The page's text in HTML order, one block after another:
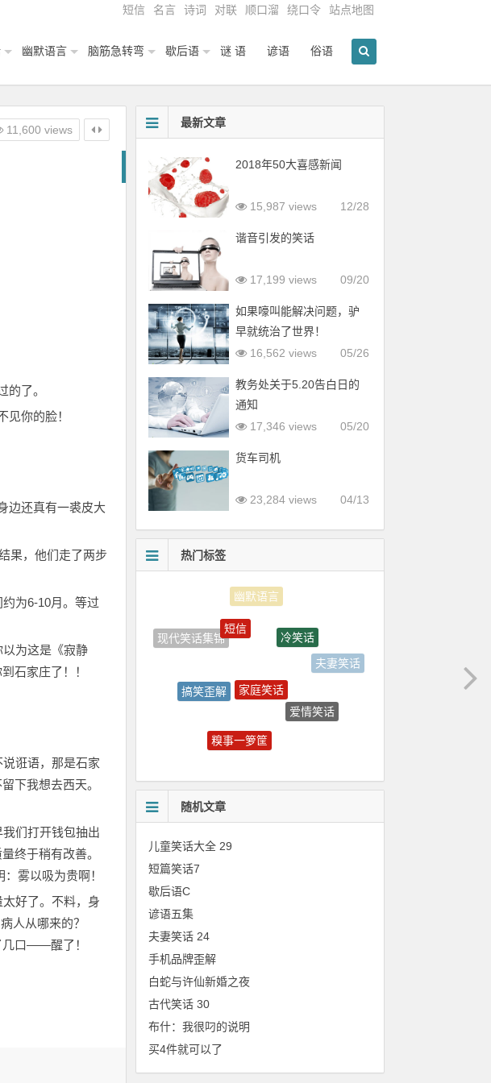
短信 名言 诗词 对联 顺口溜 绕口令 站点地图
幽默语言 脑筋急转弯 歇后语 谜 语 谚语 俗语
了。
你的脸！
边还真有一裘皮大
果，他们走了两步
为6-10月。等过
为这是《寂静
石家庄了！！
诳语，那是石家
下我想去西天。
们打开钱包抽出
终于稍有改善。
雾以吸为贵啊！
好了。不料，身
人从哪来的？
几口——醒了！
11,600 views
最新文章
2018年50大喜感新闻
12/28
15,987 views
谐音引发的笑话
09/20
17,199 views
如果嚎叫能解决问题，驴
早就统治了世界！
05/26
16,562 views
教务处关于5.20告白日的
通知
05/20
17,346 views
货车司机
04/13
23,284 views
热门标签
现代笑话集锦
短信
冷笑话
夫妻笑话
搞笑歪解
爱情笑话
糗事一箩筐
随机文章
儿童笑话大全 29
短篇笑话7
歇后语C
谚语五集
夫妻笑话 24
手机品牌歪解
白蛇与许仙新婚之夜
古代笑话 30
布什：我很叼的说明
买4件就可以了